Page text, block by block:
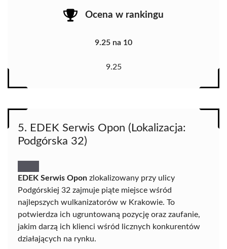
Ocena w rankingu
9.25 na 10
9.25
5. EDEK Serwis Opon (Lokalizacja:
Podgórska 32)
EDEK Serwis Opon zlokalizowany przy ulicy
Podgórskiej 32 zajmuje piąte miejsce wśród
najlepszych wulkanizatorów w Krakowie. To
potwierdza ich ugruntowaną pozycję oraz zaufanie,
jakim darzą ich klienci wśród licznych konkurentów
działających na rynku.